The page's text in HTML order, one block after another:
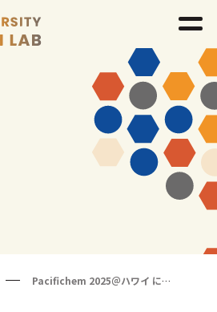
Pacifichem 2025＠ハワイ に参加しました